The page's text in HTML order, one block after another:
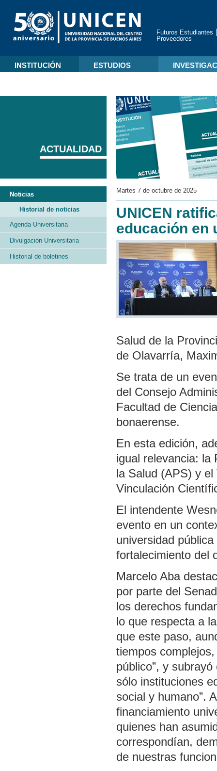
Futuros Estudiantes
Proveedores
INSTITUCIÓN ESTUDIOS
Martes 7 de octubre de 2025
UNICEN
educación en
Salud de la
de Olavarría,
Se trata de un
del Consejo
Facultad de
bonaerense.
En esta edición,
igual relevancia: la
la Salud (APS) y
Vinculación
El intendente
evento en un
universidad
fortalecimiento del
Marcelo Aba
por parte del
los derechos
lo que respecta a
que este paso,
tiempos
público”, y
sólo instituciones
social y humano”.
financiamiento
quienes han
correspondían,
de nuestras
ACTUALIDAD
Noticias
Historial de noticias
Agenda Universitaria
Divulgación Universitaria
Historial de boletines